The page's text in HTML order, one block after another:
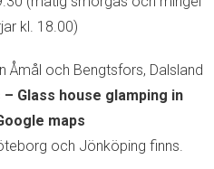
kl. 18.00)
Åmål och Bengtsfors, Dalsland
– Glass house glamping in
maps
och Jönköping finns.